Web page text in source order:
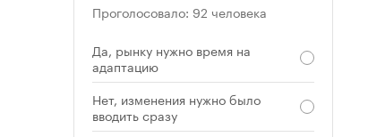
Проголосовало: 92 человека
Да, рынку нужно время на
адаптацию
Нет, изменения нужно было
вводить сразу